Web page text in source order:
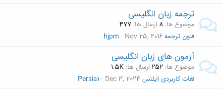
ترجمه زبان انگلیسی
موضوع ها 8 ارسال ها 477
فنون ترجمهNov 25, 2016
hjpm
آزمون های زبان انگلیسی
موضوع ها 252ارسال ها 1.5K
لغات کاربردی آیلتس Dec 3, 2024
Persia1